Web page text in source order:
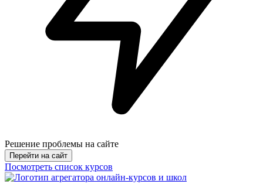
Решение проблемы на сайте
Перейти на сайт
Посмотреть список курсов